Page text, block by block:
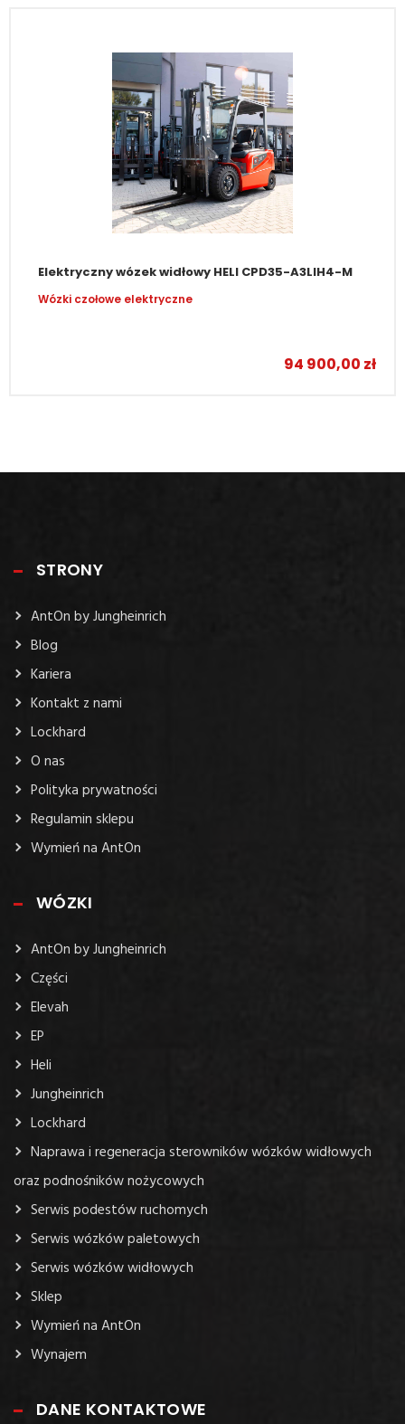
Elektryczny wózek widłowy HELI CPD35-A3LIH4-M
Wózki czołowe elektryczne
94 900,00 zł
STRONY
AntOn by Jungheinrich
Blog
Kariera
Kontakt z nami
Lockhard
O nas
Polityka prywatności
Regulamin sklepu
Wymień na AntOn
WÓZKI
AntOn by Jungheinrich
Części
Elevah
EP
Heli
Jungheinrich
Lockhard
Naprawa i regeneracja sterowników wózków widłowych
oraz podnośników nożycowych
Serwis podestów ruchomych
Serwis wózków paletowych
Serwis wózków widłowych
Sklep
Wymień na AntOn
Wynajem
DANE KONTAKTOWE